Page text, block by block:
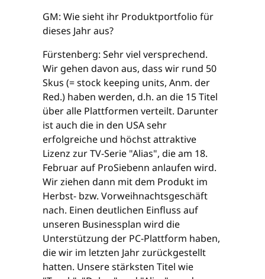
GM: Wie sieht ihr Produktportfolio für
dieses Jahr aus?
Fürstenberg: Sehr viel versprechend.
Wir gehen davon aus, dass wir rund 50
Skus (= stock keeping units, Anm. der
Red.) haben werden, d.h. an die 15 Titel
über alle Plattformen verteilt. Darunter
ist auch die in den USA sehr
erfolgreiche und höchst attraktive
Lizenz zur TV-Serie "Alias", die am 18.
Februar auf ProSiebenn anlaufen wird.
Wir ziehen dann mit dem Produkt im
Herbst- bzw. Vorweihnachtsgeschäft
nach. Einen deutlichen Einfluss auf
unseren Businessplan wird die
Unterstützung der PC-Plattform haben,
die wir im letzten Jahr zurückgestellt
hatten. Unsere stärksten Titel wie